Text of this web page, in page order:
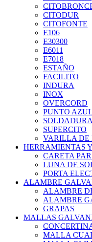
CITODUR
CITOFONTE
E106
E30300
E6011
E7018
ESTAÑO
FACILITO
INDURA
INOX
OVERCORD
PUNTO AZUL
SUPERCITO
VARILLA DE
HERRAMIENTAS
CARETA
LUNA DE
PORTA
ALAMBRE
ALAMBRE
ALAMBRE
GRAPAS
MALLAS
MALLA